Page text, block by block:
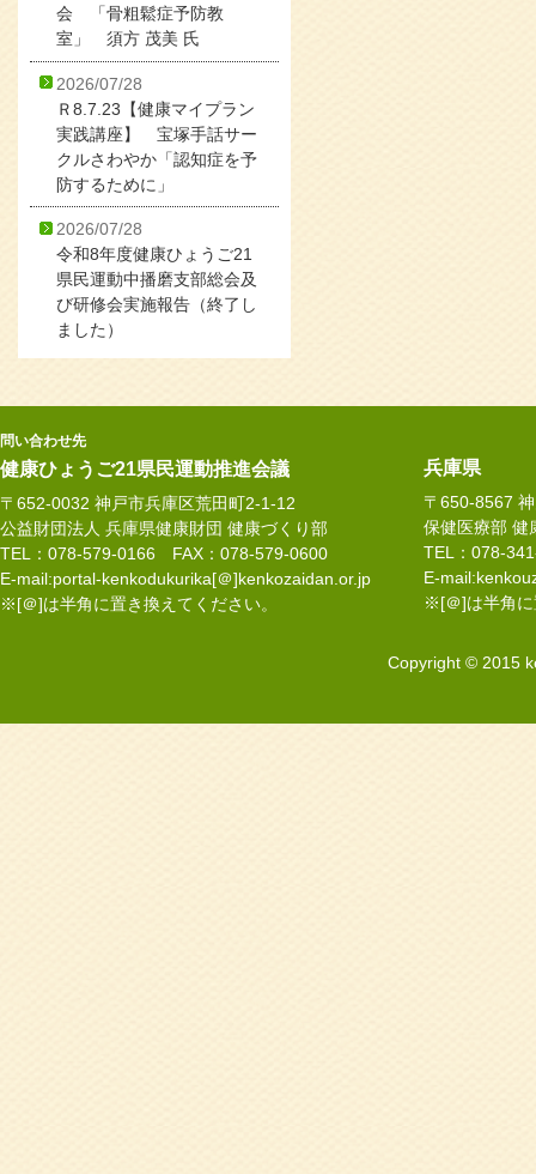
会 「骨粗鬆症予防教
室」 須方 茂美 氏
2026/07/28
Ｒ8.7.23【健康マイプラン
実践講座】 宝塚手話サー
クルさわやか「認知症を予
防するために」
2026/07/28
令和8年度健康ひょうご21
県民運動中播磨支部総会及
び研修会実施報告（終了し
ました）
問い合わせ先
健康ひょうご21県民運動推進会議
〒652-0032 神戸市兵庫区荒田町2-1-12
公益財団法人 兵庫県健康財団 健康づくり部
TEL：078-579-0166 FAX：078-579-0600
E-mail:portal-kenkodukurika[＠]kenkozaidan.or.jp
※[＠]は半角に置き換えてください。
兵庫県
〒650-8567
保健医療部 健
TEL：078-
E-
※[＠]は半角に
Copyright © 2015